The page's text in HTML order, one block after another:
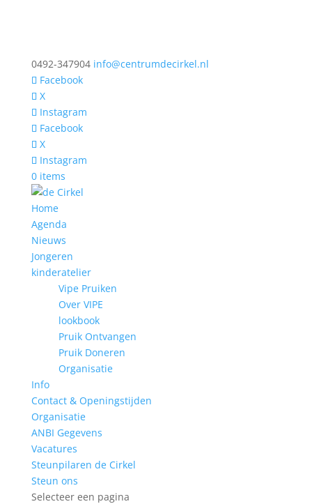
0492-347904 info@centrumdecirkel.nl
Facebook
X
Instagram
Facebook
X
Instagram
0 items
Home
Agenda
Nieuws
Jongeren
kinderatelier
Vipe Pruiken
Over VIPE
lookbook
Pruik Ontvangen
Pruik Doneren
Organisatie
Info
Contact & Openingstijden
Organisatie
ANBI Gegevens
Vacatures
Steunpilaren de Cirkel
Steun ons
Selecteer een pagina